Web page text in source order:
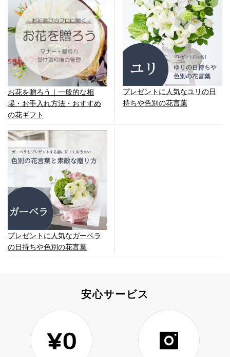
お花を贈ろう｜一般的な相
場・お手入れ方法・おすすめ
の花ギフト
プレゼントに人気なユリの日
持ちや色別の花言葉
プレゼントに人気なガーベラ
の日持ちや色別の花言葉
安心サービス